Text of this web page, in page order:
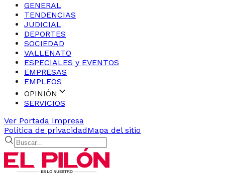
GENERAL
TENDENCIAS
JUDICIAL
DEPORTES
SOCIEDAD
VALLENATO
ESPECIALES y EVENTOS
EMPRESAS
EMPLEOS
OPINIÓN
SERVICIOS
Ver Portada Impresa
Política de privacidadMapa del sitio